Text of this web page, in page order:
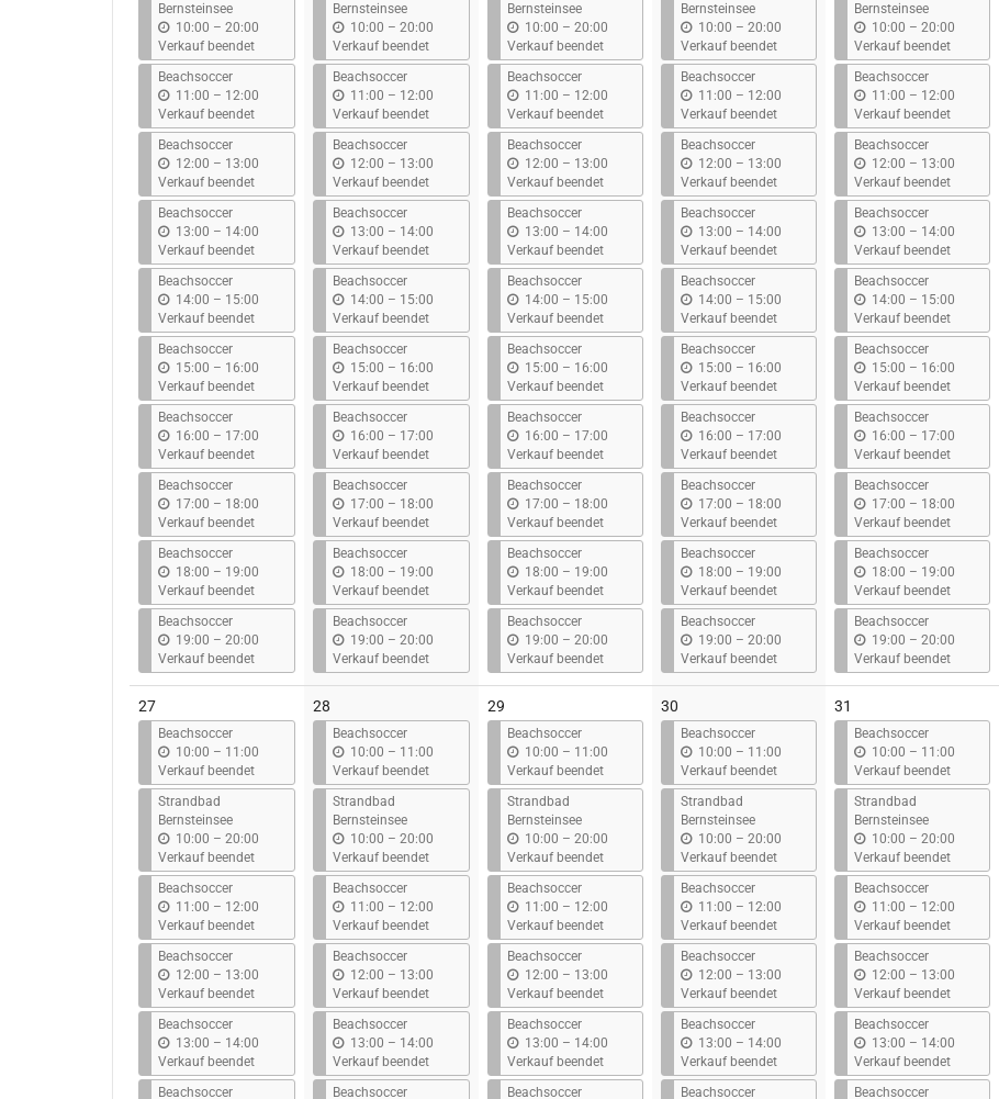
Bernsteinsee
10:00 – b
i
s
20:00
Verkauf beendet
Beachsoccer
11:00 – b
i
s
12:00
Verkauf beendet
Beachsoccer
12:00 – b
i
s
13:00
Verkauf beendet
Beachsoccer
13:00 – b
i
s
14:00
Verkauf beendet
Beachsoccer
14:00 – b
i
s
15:00
Verkauf beendet
Beachsoccer
15:00 – b
i
s
16:00
Verkauf beendet
Beachsoccer
16:00 – b
i
s
17:00
Verkauf beendet
Beachsoccer
17:00 – b
i
s
18:00
Verkauf beendet
Beachsoccer
18:00 – b
i
s
19:00
Verkauf beendet
Beachsoccer
19:00 – b
i
s
20:00
Verkauf beendet
Bernsteinsee
10:00 – b
i
s
20:00
Verkauf beendet
Beachsoccer
11:00 – b
i
s
12:00
Verkauf beendet
Beachsoccer
12:00 – b
i
s
13:00
Verkauf beendet
Beachsoccer
13:00 – b
i
s
14:00
Verkauf beendet
Beachsoccer
14:00 – b
i
s
15:00
Verkauf beendet
Beachsoccer
15:00 – b
i
s
16:00
Verkauf beendet
Beachsoccer
16:00 – b
i
s
17:00
Verkauf beendet
Beachsoccer
17:00 – b
i
s
18:00
Verkauf beendet
Beachsoccer
18:00 – b
i
s
19:00
Verkauf beendet
Beachsoccer
19:00 – b
i
s
20:00
Verkauf beendet
Bernsteinsee
10:00 – b
i
s
20:00
Verkauf beendet
Beachsoccer
11:00 – b
i
s
12:00
Verkauf beendet
Beachsoccer
12:00 – b
i
s
13:00
Verkauf beendet
Beachsoccer
13:00 – b
i
s
14:00
Verkauf beendet
Beachsoccer
14:00 – b
i
s
15:00
Verkauf beendet
Beachsoccer
15:00 – b
i
s
16:00
Verkauf beendet
Beachsoccer
16:00 – b
i
s
17:00
Verkauf beendet
Beachsoccer
17:00 – b
i
s
18:00
Verkauf beendet
Beachsoccer
18:00 – b
i
s
19:00
Verkauf beendet
Beachsoccer
19:00 – b
i
s
20:00
Verkauf beendet
Bernsteinsee
10:00 – b
i
s
20:00
Verkauf beendet
Beachsoccer
11:00 – b
i
s
12:00
Verkauf beendet
Beachsoccer
12:00 – b
i
s
13:00
Verkauf beendet
Beachsoccer
13:00 – b
i
s
14:00
Verkauf beendet
Beachsoccer
14:00 – b
i
s
15:00
Verkauf beendet
Beachsoccer
15:00 – b
i
s
16:00
Verkauf beendet
Beachsoccer
16:00 – b
i
s
17:00
Verkauf beendet
Beachsoccer
17:00 – b
i
s
18:00
Verkauf beendet
Beachsoccer
18:00 – b
i
s
19:00
Verkauf beendet
Beachsoccer
19:00 – b
i
s
20:00
Verkauf beendet
Bernsteinsee
10:00 – b
i
s
20:00
Verkauf beendet
Beachsoccer
11:00 – b
i
s
12:00
Verkauf beendet
Beachsoccer
12:00 – b
i
s
13:00
Verkauf beendet
Beachsoccer
13:00 – b
i
s
14:00
Verkauf beendet
Beachsoccer
14:00 – b
i
s
15:00
Verkauf beendet
Beachsoccer
15:00 – b
i
s
16:00
Verkauf beendet
Beachsoccer
16:00 – b
i
s
17:00
Verkauf beendet
Beachsoccer
17:00 – b
i
s
18:00
Verkauf beendet
Beachsoccer
18:00 – b
i
s
19:00
Verkauf beendet
Beachsoccer
19:00 – b
i
s
20:00
Verkauf beendet
27
Beachsoccer
10:00 – b
i
s
11:00
Verkauf beendet
Strandbad
Bernsteinsee
10:00 – b
i
s
20:00
Verkauf beendet
Beachsoccer
11:00 – b
i
s
12:00
Verkauf beendet
Beachsoccer
12:00 – b
i
s
13:00
Verkauf beendet
Beachsoccer
13:00 – b
i
s
14:00
Verkauf beendet
Beachsoccer
28
Beachsoccer
10:00 – b
i
s
11:00
Verkauf beendet
Strandbad
Bernsteinsee
10:00 – b
i
s
20:00
Verkauf beendet
Beachsoccer
11:00 – b
i
s
12:00
Verkauf beendet
Beachsoccer
12:00 – b
i
s
13:00
Verkauf beendet
Beachsoccer
13:00 – b
i
s
14:00
Verkauf beendet
Beachsoccer
29
Beachsoccer
10:00 – b
i
s
11:00
Verkauf beendet
Strandbad
Bernsteinsee
10:00 – b
i
s
20:00
Verkauf beendet
Beachsoccer
11:00 – b
i
s
12:00
Verkauf beendet
Beachsoccer
12:00 – b
i
s
13:00
Verkauf beendet
Beachsoccer
13:00 – b
i
s
14:00
Verkauf beendet
Beachsoccer
30
Beachsoccer
10:00 – b
i
s
11:00
Verkauf beendet
Strandbad
Bernsteinsee
10:00 – b
i
s
20:00
Verkauf beendet
Beachsoccer
11:00 – b
i
s
12:00
Verkauf beendet
Beachsoccer
12:00 – b
i
s
13:00
Verkauf beendet
Beachsoccer
13:00 – b
i
s
14:00
Verkauf beendet
Beachsoccer
31
Beachsoccer
10:00 – b
i
s
11:00
Verkauf beendet
Strandbad
Bernsteinsee
10:00 – b
i
s
20:00
Verkauf beendet
Beachsoccer
11:00 – b
i
s
12:00
Verkauf beendet
Beachsoccer
12:00 – b
i
s
13:00
Verkauf beendet
Beachsoccer
13:00 – b
i
s
14:00
Verkauf beendet
Beachsoccer